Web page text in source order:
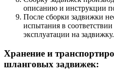
описанию и инструкции
После сборки задвижки
испытания в
эксплуатации на задвижку.
Хранение и
шланговых задвижек: